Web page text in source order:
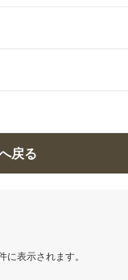
戻る
表示されます。